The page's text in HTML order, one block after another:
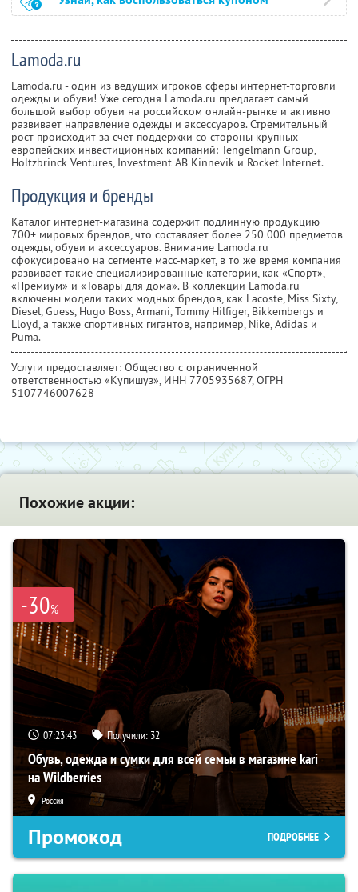
Lamoda.ru
Lamoda.ru - один из ведущих игроков сферы интернет-торговли
одежды и обуви! Уже сегодня Lamoda.ru предлагает самый
большой выбор обуви на российском онлайн-рынке и активно
развивает направление одежды и аксессуаров. Стремительный
рост происходит за счет поддержки со стороны крупных
европейских инвестиционных компаний: Tengelmann Group,
Holtzbrinck Ventures, Investment AB Kinnevik и Rocket Internet.
Продукция и бренды
Каталог интернет-магазина содержит подлинную продукцию
700+ мировых брендов, что составляет более 250 000 предметов
одежды, обуви и аксессуаров. Внимание Lamoda.ru
сфокусировано на сегменте масс-маркет, в то же время компания
развивает такие специализированные категории, как «Спорт»,
«Премиум» и «Товары для дома». В коллекции Lamoda.ru
включены модели таких модных брендов, как Lacoste, Miss Sixty,
Diesel, Guess, Hugo Boss, Armani, Tommy Hilfiger, Bikkembergs и
Lloyd, а также спортивных гигантов, например, Nike, Adidas и
Puma.
Услуги предоставляет: Общество с ограниченной
ответственностью «Купишуз», ИНН 7705935687, ОГРН
5107746007628
Похожие акции:
-30%
07:23:42 Получили: 32
Обувь, одежда и сумки для всей семьи в магазине kari
на Wildberries
Россия
Промокод ПОДРОБНЕЕ